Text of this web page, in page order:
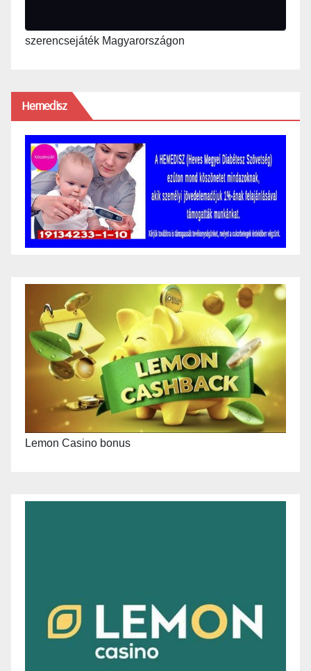
szerencsejáték Magyarországon
Hemedisz
Lemon Casino bonus